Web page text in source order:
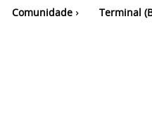
Comunidade Terminal